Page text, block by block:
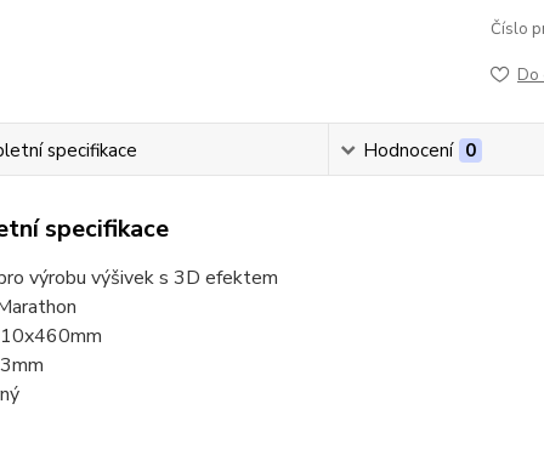
Číslo
Do
specifikace Hodnocení 0
specifikace
výrobu výšivek s 3D efektem